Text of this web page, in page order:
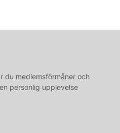
du medlemsförmåner och
personlig upplevelse